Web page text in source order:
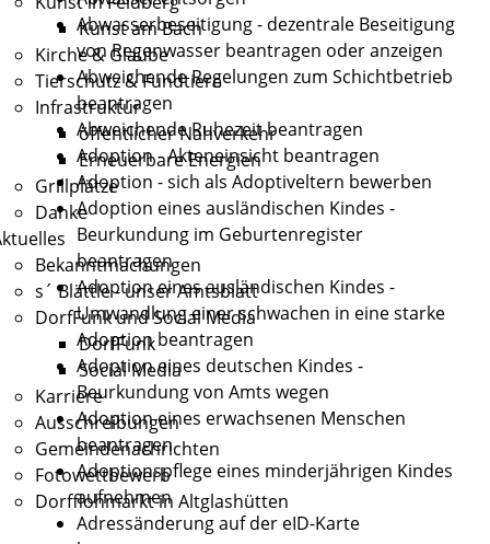
Kunst am Bach
Kirche & Glaube
Tierschutz & Fundtiere
Infrastruktur
öffentlicher Nahverkehr
Erneuerbare Energien
Grillplätze
Danke
Bekanntmachungen
s´ Blättle - unser Amtsblatt
DorfFunk und Social Media
DorfFunk
Social Media
Karriere
Ausschreibungen
Gemeindenachrichten
Fotowettbewerb
Dorfflohmarkt in Altglashütten
Abwasserbeseitigung - dezentrale Beseitigung
von Regenwasser beantragen oder anzeigen
Abweichende Regelungen zum Schichtbetrieb
beantragen
Abweichende Ruhezeit beantragen
Adoption - Akteneinsicht beantragen
Adoption - sich als Adoptiveltern bewerben
Adoption eines ausländischen Kindes -
Beurkundung im Geburtenregister
beantragen
Adoption eines ausländischen Kindes -
Umwandlung einer schwachen in eine starke
Adoption beantragen
Adoption eines deutschen Kindes -
Beurkundung von Amts wegen
Adoption eines erwachsenen Menschen
beantragen
Adoptionspflege eines minderjährigen Kindes
aufnehmen
Adressänderung auf der eID-Karte